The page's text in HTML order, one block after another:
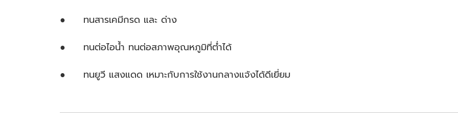
● ทนสารเคมีกรด และ ด่าง
● ทนต่อไอน้ำ ทนต่อสภาพอุณหภูมิที่ต่ำได้
● ทนยูวี แสงแดด เหมาะกับการใช้งานกลางแจ้งได้ดีเยี่ยม